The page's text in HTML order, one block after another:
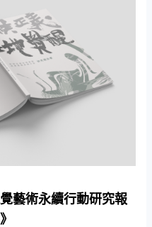
藝術永續行動研究報